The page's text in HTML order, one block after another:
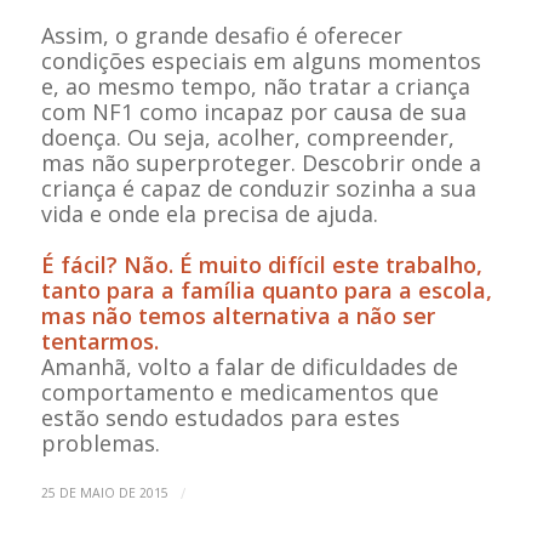
Assim, o grande desafio é oferecer
condições especiais em alguns momentos
e, ao mesmo tempo, não tratar a criança
com NF1 como incapaz por causa de sua
doença. Ou seja, acolher, compreender,
mas não superproteger. Descobrir onde a
criança é capaz de conduzir sozinha a sua
vida e onde ela precisa de ajuda.
É fácil? Não. É muito difícil este trabalho,
tanto para a família quanto para a escola,
mas não temos alternativa a não ser
tentarmos.
Amanhã, volto a falar de dificuldades de
comportamento e medicamentos que
estão sendo estudados para estes
problemas.
25 DE MAIO DE 2015 /